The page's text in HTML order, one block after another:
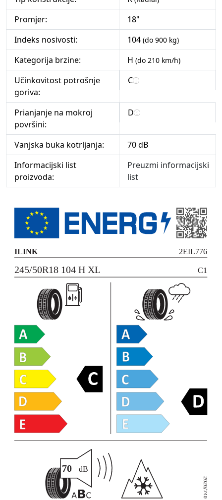
Promjer:
18"
Indeks nosivosti:
104 (do 900 kg)
Kategorija brzine: H (do 210 km/h)
Učinkovitost potrošnje
goriva:
C
Prianjanje na mokroj
površini:
D
Vanjska buka kotrljanja:
70 dB
Informacijski list
proizvoda:
Preuzmi informacijski
list